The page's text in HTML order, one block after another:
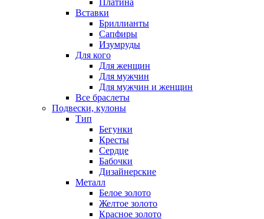
Платина
Вставки
Бриллианты
Сапфиры
Изумруды
Для кого
Для женщин
Для мужчин
Для мужчин и женщин
Все браслеты
Подвески, кулоны
Тип
Бегунки
Кресты
Сердце
Бабочки
Дизайнерские
Металл
Белое золото
Желтое золото
Красное золото